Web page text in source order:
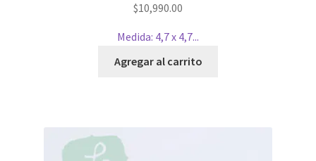
$10,990.00
Medida: 4,7 x 4,7...
Agregar al carrito